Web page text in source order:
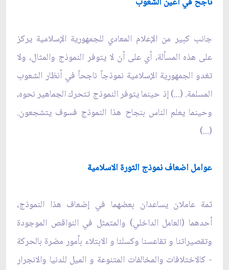
جانب كبير من الإعلام المعادي للجمهورية الإسلامية يركز
على هذه المسألة، أي على أن لا يتوفر النموذج والمثال، ولا
تغدو الجمهورية الإسلامية نموذجاً ناجحاً في أنظار الشعوب
المسلمة. (...) إذ حينما يتوفر النموذج تتحرك الجماهير نحوه،
وحينما يعلم الناس بنجاح هذا النموذج فسوف يتشجعون.
(...)
عوامل اضعاف نموذج الثورة الاسلامية
ثمة عاملان يساعدان بعضهما في إضعاف هذا النموذج،
أحدهما (العامل الداخلي) والمتمثل في النواقص الموجودة
وتقصيراتنا و تقاعسنا وكسلنا و الابتلاء بأمور مضرة بالحركة
- كالاختلافات والمخالفات المتنوعة و الميل للدنيا والانجرار